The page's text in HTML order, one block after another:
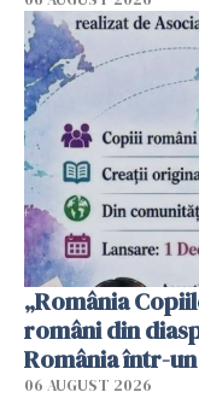
„România
români din
România într-
06 AUGUST 2026